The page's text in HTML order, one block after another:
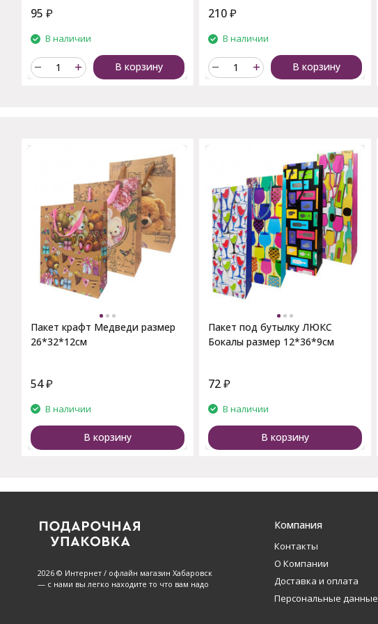
95 ₽
В наличии
В корзину
210₽
В наличии
В корзину
Пакет крафт Медведи размер
26*32*12см
54 ₽
В наличии
В корзину
Пакет под бутылку ЛЮКС
Бокалы размер 12*36*9см
72₽
В наличии
В корзину
2026 © Интернет / офлайн магазин Хабаровск
— с нами вы легко находите то что вам надо
Компания
Контакты
О Компании
Доставка и оплата
Персональные данные